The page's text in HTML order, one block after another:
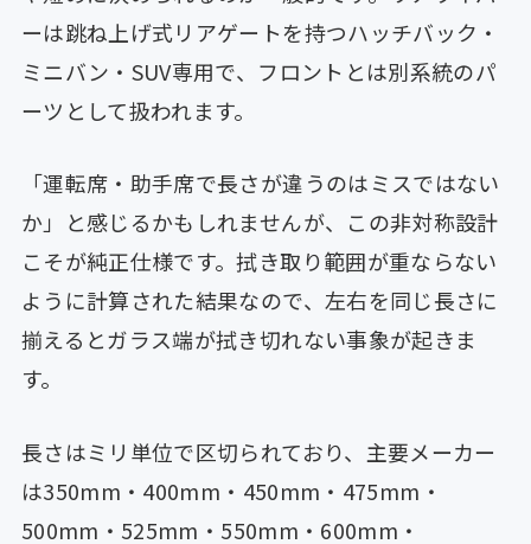
ーは跳ね上げ式リアゲートを持つハッチバック・
ミニバン・SUV専用で、フロントとは別系統のパ
ーツとして扱われます。
「運転席・助手席で長さが違うのはミスではない
か」と感じるかもしれませんが、この非対称設計
こそが純正仕様です。拭き取り範囲が重ならない
ように計算された結果なので、左右を同じ長さに
揃えるとガラス端が拭き切れない事象が起きま
す。
長さはミリ単位で区切られており、主要メーカー
は350mm・400mm・450mm・475mm・
500mm・525mm・550mm・600mm・